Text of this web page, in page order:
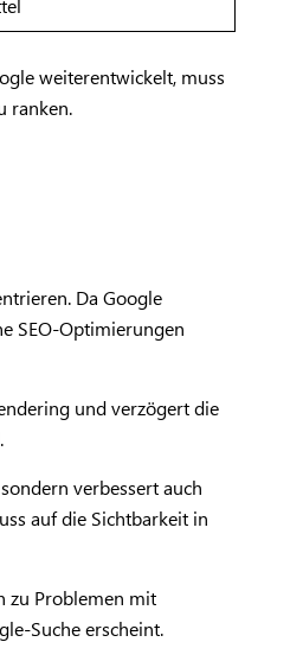
weiterentwickelt, muss
ranken.
Da Google
SEO-Optimierungen
und verzögert die
verbessert auch
auf die Sichtbarkeit in
zu Problemen mit
Suche erscheint.